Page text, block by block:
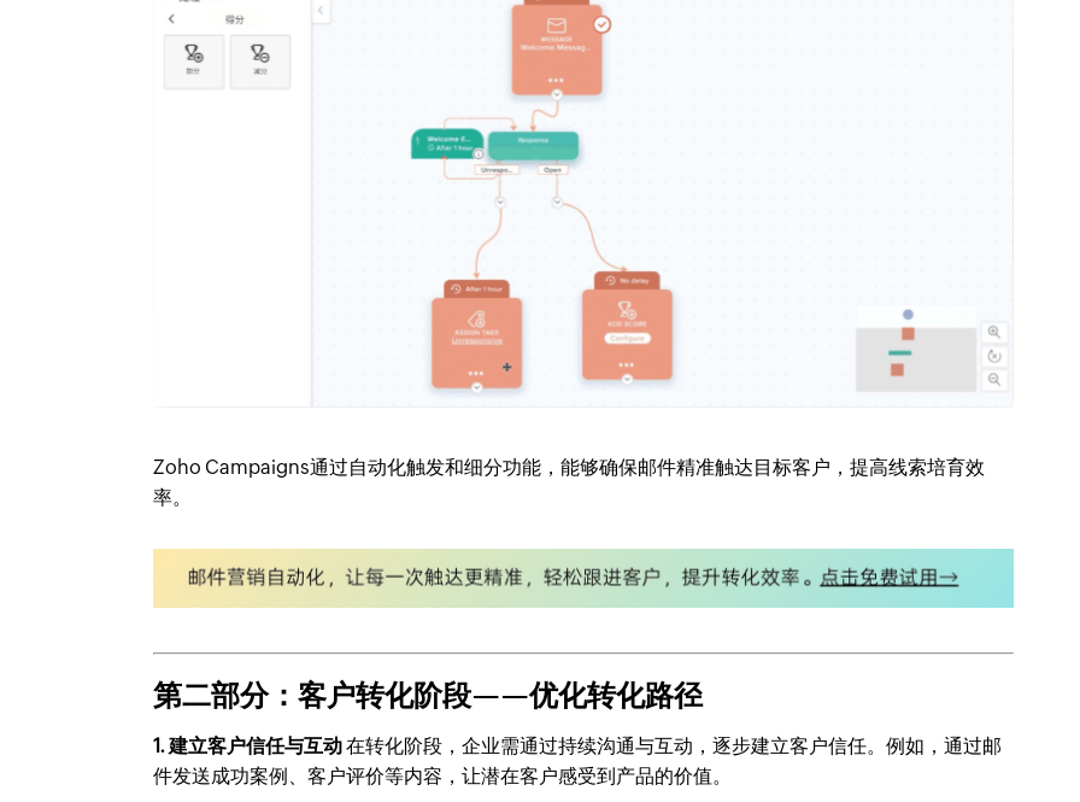
Zoho Campaigns通过自动化触发和细分功能，能够确保邮件精准触达目标客户，提高线索培育效
率。
第二部分：客户转化阶段——优化转化路径
1. 建立客户信任与互动在转化阶段，企业需通过持续沟通与互动，逐步建立客户信任。例如，通过邮
件发送成功案例、客户评价等内容，让潜在客户感受到产品的价值。